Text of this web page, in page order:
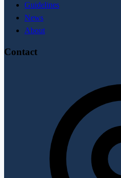
Guidelines
News
About
Contact